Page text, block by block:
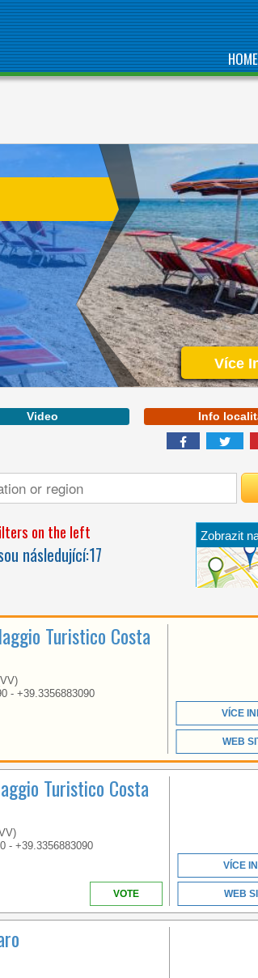
HOME
Více
Video Info
on the left
následující:17
Zobrazit
Turistico Costa
- +39.3356883090
VÍCE
WEB
Turistico Costa
- +39.3356883090
VOTE
VÍCE
WEB
OWN BEACH, BETWEEN
TROPEA AND CAPO
VATICAN
A BEACH OVER 1KM
LONG LOCATED IN THE
BEAUTIFUL GOLFO DI
GAETA
EASY SUMMER OFFER: